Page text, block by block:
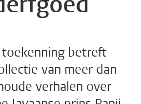
betreft
van meer dan
verhalen over